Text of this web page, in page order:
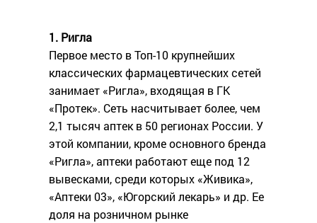
1. Ригла
Первое место в Топ-10 крупнейших
классических фармацевтических сетей
занимает «Ригла», входящая в ГК
«Протек». Сеть насчитывает более, чем
2,1 тысяч аптек в 50 регионах России. У
этой компании, кроме основного бренда
«Ригла», аптеки работают еще под 12
вывесками, среди которых «Живика»,
«Аптеки 03», «Югорский лекарь» и др. Ее
доля на розничном рынке